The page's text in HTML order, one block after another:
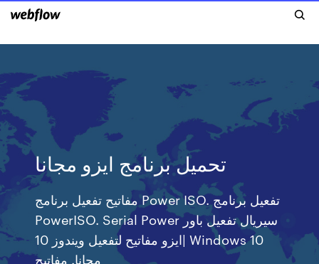
تحميل برنامج ايزو مجانا
مفاتيح تفعيل برنامج Power ISO. تفعيل برنامج
PowerISO. Serial Power سيريال تفعيل باور
ايزو مفاتيح لتفعيل ويندوز 10| Windows 10